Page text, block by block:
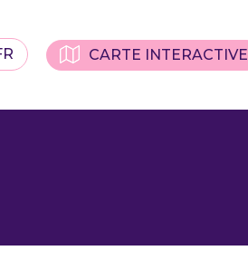
CARTE INTERACTIVE